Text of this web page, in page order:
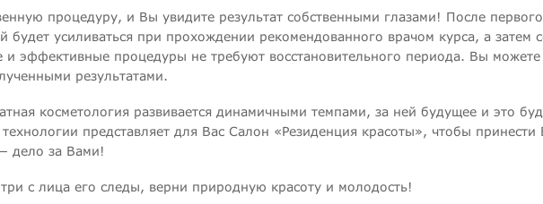
процедуру, и Вы увидите результат собственными глазами! После
усиливаться при прохождении рекомендованного врачом курса, а затем
и эффективные процедуры не требуют восстановительного периода. Вы
результатами.
косметология развивается динамичными темпами, за ней будущее и это
представляет для Вас Салон «Резиденция красоты», чтобы
дело за Вами!
с лица его следы, верни природную красоту и молодость!